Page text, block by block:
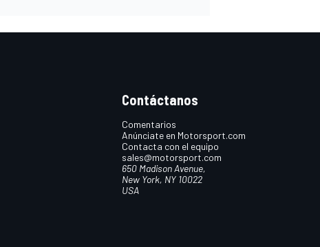
Contáctanos
Comentarios
Anúnciate en Motorsport.com
Contacta con el equipo
sales@motorsport.com
650 Madison Avenue,
New York, NY 10022
USA